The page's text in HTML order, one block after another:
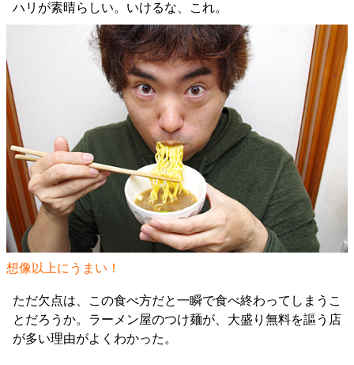
ハリが素晴らしい。いけるな、これ。
想像以上にうまい！
ただ欠点は、この食べ方だと一瞬で食べ終わってしまうこ
とだろうか。ラーメン屋のつけ麺が、大盛り無料を謳う店
が多い理由がよくわかった。